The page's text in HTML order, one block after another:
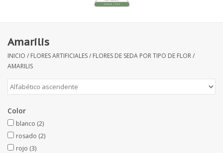
Flores artificiales
plantas artificiales
Rama de hojas / bayas
Fruta artificial
Amarilis
INICIO / FLORES ARTIFICIALES/ FLORES DE SEDA POR TIPO DE FLOR/
AMARILIS
Color
blanco (2)
rosado (2)
rojo (3)